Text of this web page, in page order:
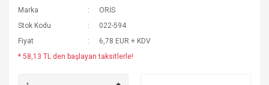
Marka
ORİS
Stok Kodu
022-594
Fiyat
6,78 EUR + KDV
* 58,13 TL den başlayan taksitlerle!